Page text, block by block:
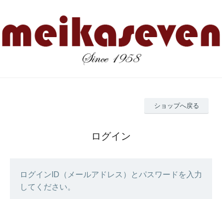
ショップへ戻る
ログイン
ログインID（メールアドレス）とパスワードを入力
してください。